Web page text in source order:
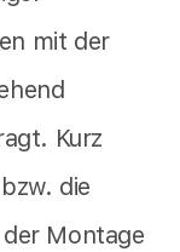
mit der
Kurz
die
Montage